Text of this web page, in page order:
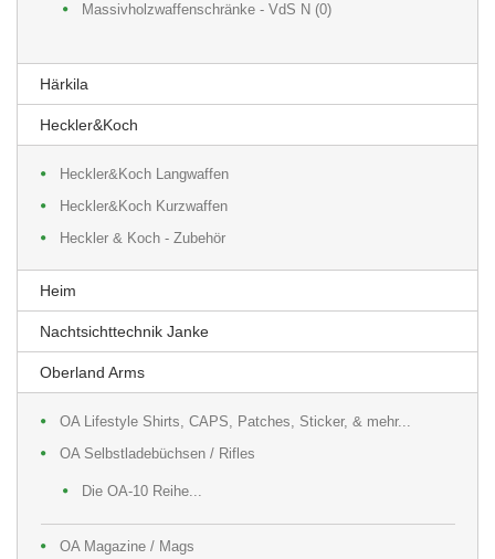
Massivholzwaffenschränke - VdS N (0)
Härkila
Heckler&Koch
Heckler&Koch Langwaffen
Heckler&Koch Kurzwaffen
Heckler & Koch - Zubehör
Heim
Nachtsichttechnik Janke
Oberland Arms
OA Lifestyle Shirts, CAPS, Patches, Sticker, & mehr...
OA Selbstladebüchsen / Rifles
Die OA-10 Reihe...
OA Magazine / Mags